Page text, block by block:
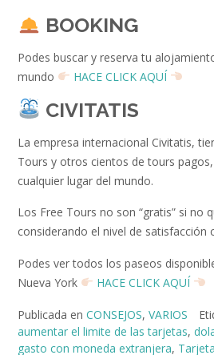
BOOKING
Podes buscar y reserva tu
mundo
HACE CLICK AQUÍ
CIVITATIS
La empresa internacional Civitatis,
Tours y otros cientos de tours
cualquier lugar del mundo.
Los Free Tours no son “gratis” si no
considerando el nivel de satisfacción
Podes ver todos los paseos
Nueva York
HACE CLICK AQUÍ
Publicada en CONSEJOS, VARIOS
aumentar el limite de las tarjetas,
gasto con moneda extranjera,